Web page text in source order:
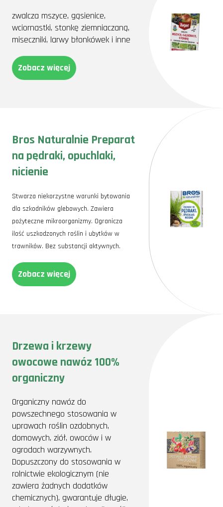
zwalcza mszyce, gąsienice,
wciornastki, stonkę ziemniaczaną,
miseczniki, larwy błonkówek i inne
Zobacz więcej
Bros Naturalnie Preparat
na pędraki, opuchlaki,
nicienie
Stwarza niekorzystne warunki bytowania
dla szkodników glebowych. Zawiera
pożyteczne mikroorganizmy. Ogranicza
ilość uszkodzonych roślin i ubytków w
trawników. Bez substancji aktywnych.
Zobacz więcej
Drzewa i krzewy
owocowe nawóz 100%
organiczny
Organiczny nawóz do
powszechnego stosowania w
uprawach roślin ozdobnych,
domowych, ziół, owoców i w
ogrodach warzywnych.
Dopuszczony do stosowania w
rolnictwie ekologicznym (nie
zawiera żadnych dodatków
chemicznych), gwarantuje długie,